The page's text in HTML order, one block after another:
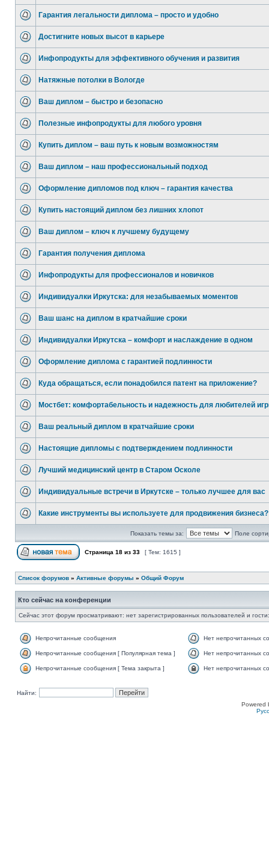
Гарантия легальности диплома – просто и удобно
Достигните новых высот в карьере
Инфопродукты для эффективного обучения и развития
Натяжные потолки в Вологде
Ваш диплом – быстро и безопасно
Полезные инфопродукты для любого уровня
Купить диплом – ваш путь к новым возможностям
Ваш диплом – наш профессиональный подход
Оформление дипломов под ключ – гарантия качества
Купить настоящий диплом без лишних хлопот
Ваш диплом – ключ к лучшему будущему
Гарантия получения диплома
Инфопродукты для профессионалов и новичков
Индивидуалки Иркутска: для незабываемых моментов
Ваш шанс на диплом в кратчайшие сроки
Индивидуалки Иркутска – комфорт и наслаждение в одном
Оформление диплома с гарантией подлинности
Куда обращаться, если понадобился патент на приложение?
Мостбет: комфортабельность и надежность для любителей
Ваш реальный диплом в кратчайшие сроки
Настоящие дипломы с подтверждением подлинности
Лучший медицинский центр в Старом Осколе
Индивидуальные встречи в Иркутске – только лучшее для вас
Какие инструменты вы используете для продвижения бизнеса?
Показать темы за: Поле
Страница 18 из 33 [ Тем: 1615 ]
Список форумов » Активные форумы » Общий Форум
Кто сейчас на конференции
Сейчас этот форум просматривают: нет зарегистрированных пользователей и
Непрочитанные сообщения Нет непрочитанных
Непрочитанные сообщения [ Популярная тема ] Нет непрочитанных
Непрочитанные сообщения [ Тема закрыта ] Нет непрочитанных
Найти:
Powered